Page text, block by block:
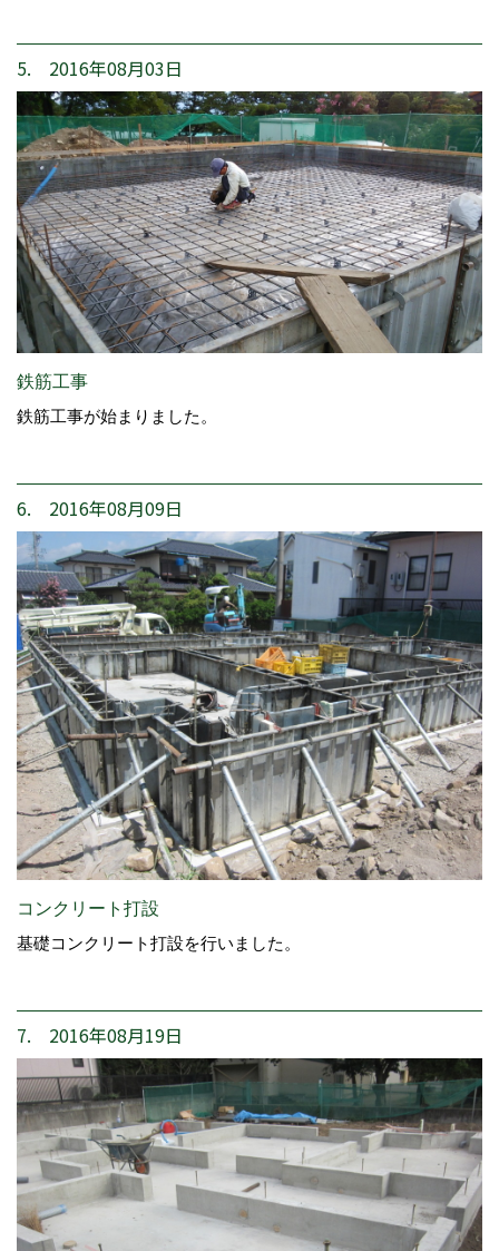
5. 2016年08月03日
鉄筋工事
鉄筋工事が始まりました。
6. 2016年08月09日
コンクリート打設
基礎コンクリート打設を行いました。
7. 2016年08月19日